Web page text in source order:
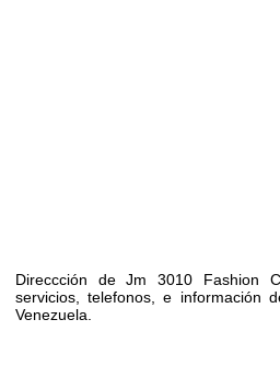
Direccción de Jm 3010 Fashion
servicios, telefonos, e información
Venezuela.